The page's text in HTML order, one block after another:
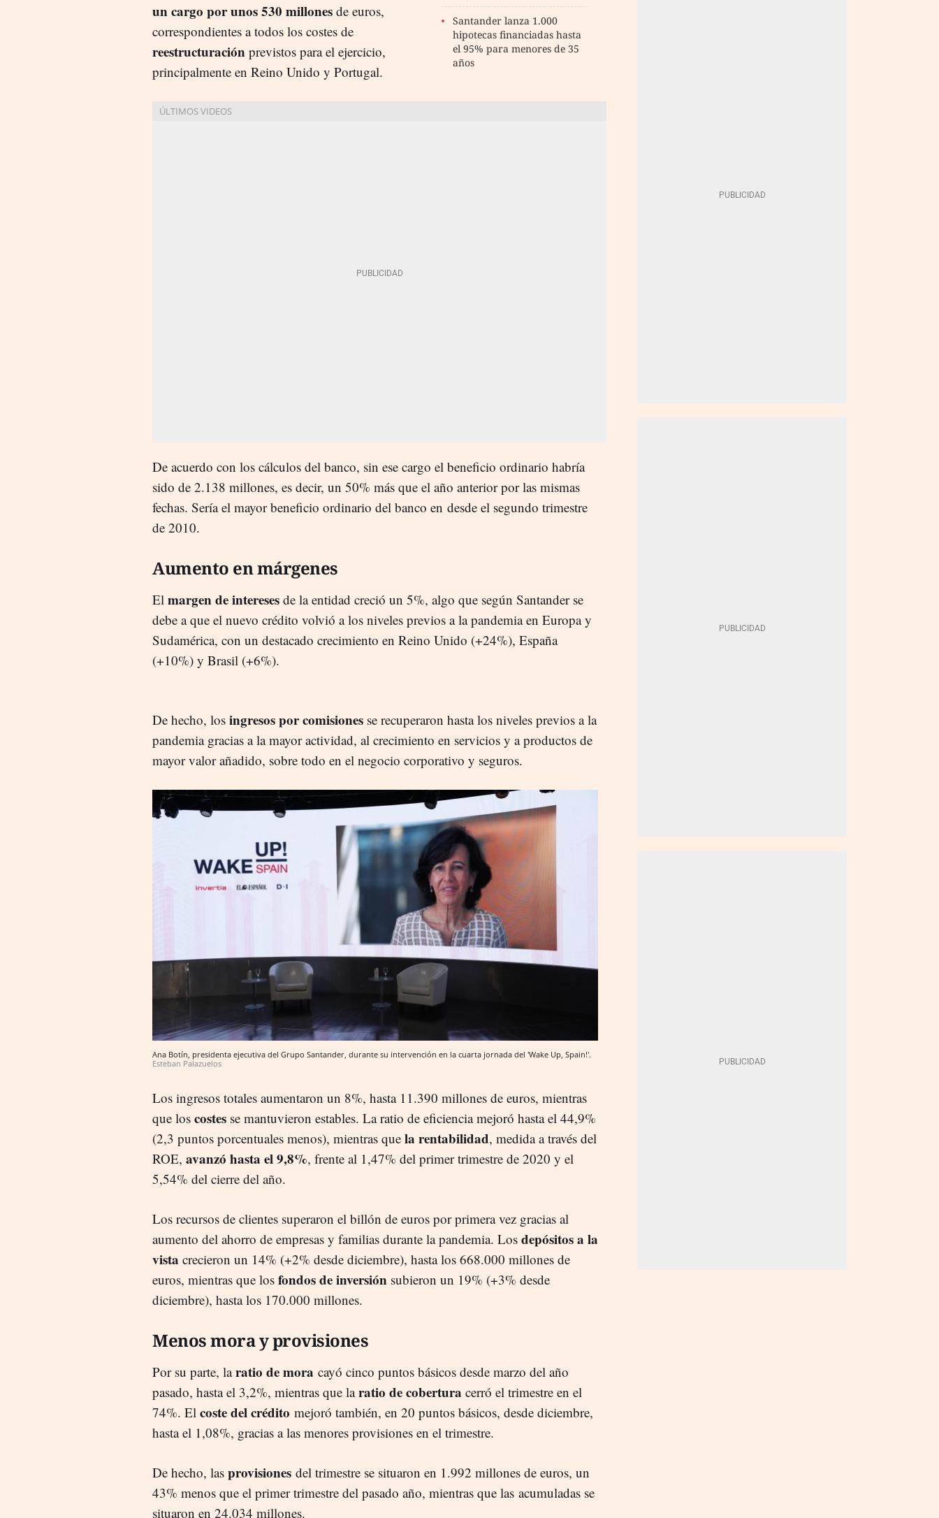
Santander lanza 1.000
hipotecas financiadas hasta
el 95% para menores de 35
años
un cargo por unos 530 millones de euros,
correspondientes a todos los costes de
reestructuración previstos para el ejercicio,
principalmente en Reino Unido y Portugal.
De acuerdo con los cálculos del banco, sin ese cargo el beneficio ordinario habría
sido de 2.138 millones, es decir, un 50% más que el año anterior por las mismas
fechas. Sería el mayor beneficio ordinario del banco en desde el segundo trimestre
de 2010.
Aumento en márgenes
El margen de intereses de la entidad creció un 5%, algo que según Santander se
debe a que el nuevo crédito volvió a los niveles previos a la pandemia en Europa y
Sudamérica, con un destacado crecimiento en Reino Unido (+24%), España
(+10%) y Brasil (+6%).
De hecho, los ingresos por comisiones se recuperaron hasta los niveles previos a la
pandemia gracias a la mayor actividad, al crecimiento en servicios y a productos de
mayor valor añadido, sobre todo en el negocio corporativo y seguros.
Ana Botín, presidenta ejecutiva del Grupo Santander, durante su intervención en la cuarta jornada del 'Wake Up, Spain!'.
Esteban Palazuelos
Los ingresos totales aumentaron un 8%, hasta 11.390 millones de euros, mientras
que los costes se mantuvieron estables. La ratio de eficiencia mejoró hasta el 44,9%
(2,3 puntos porcentuales menos), mientras que la rentabilidad, medida a través del
ROE, avanzó hasta el 9,8%, frente al 1,47% del primer trimestre de 2020 y el
5,54% del cierre del año.
Los recursos de clientes superaron el billón de euros por primera vez gracias al
aumento del ahorro de empresas y familias durante la pandemia. Los depósitos a la
vista crecieron un 14% (+2% desde diciembre), hasta los 668.000 millones de
euros, mientras que los fondos de inversión subieron un 19% (+3% desde
diciembre), hasta los 170.000 millones.
Menos mora y provisiones
Por su parte, laratio de mora cayó cinco puntos básicos desde marzo del año
pasado, hasta el 3,2%, mientras que laratio de cobertura cerró el trimestre en el
74%. El coste del crédito mejoró también, en 20 puntos básicos, desde diciembre,
hasta el 1,08%, gracias a las menores provisiones en el trimestre.
De hecho, las provisiones del trimestre se situaron en 1.992 millones de euros, un
43% menos que el primer trimestre del pasado año, mientras que las acumuladas se
situaron en 24.034 millones.